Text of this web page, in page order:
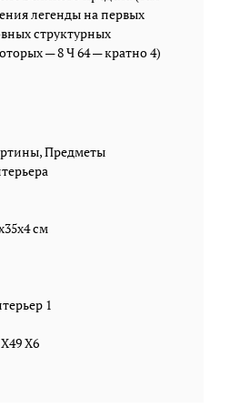
легенды на первых
структурных
— 8 Ч 64 — кратно 4)
Предметы
см
1
Х6